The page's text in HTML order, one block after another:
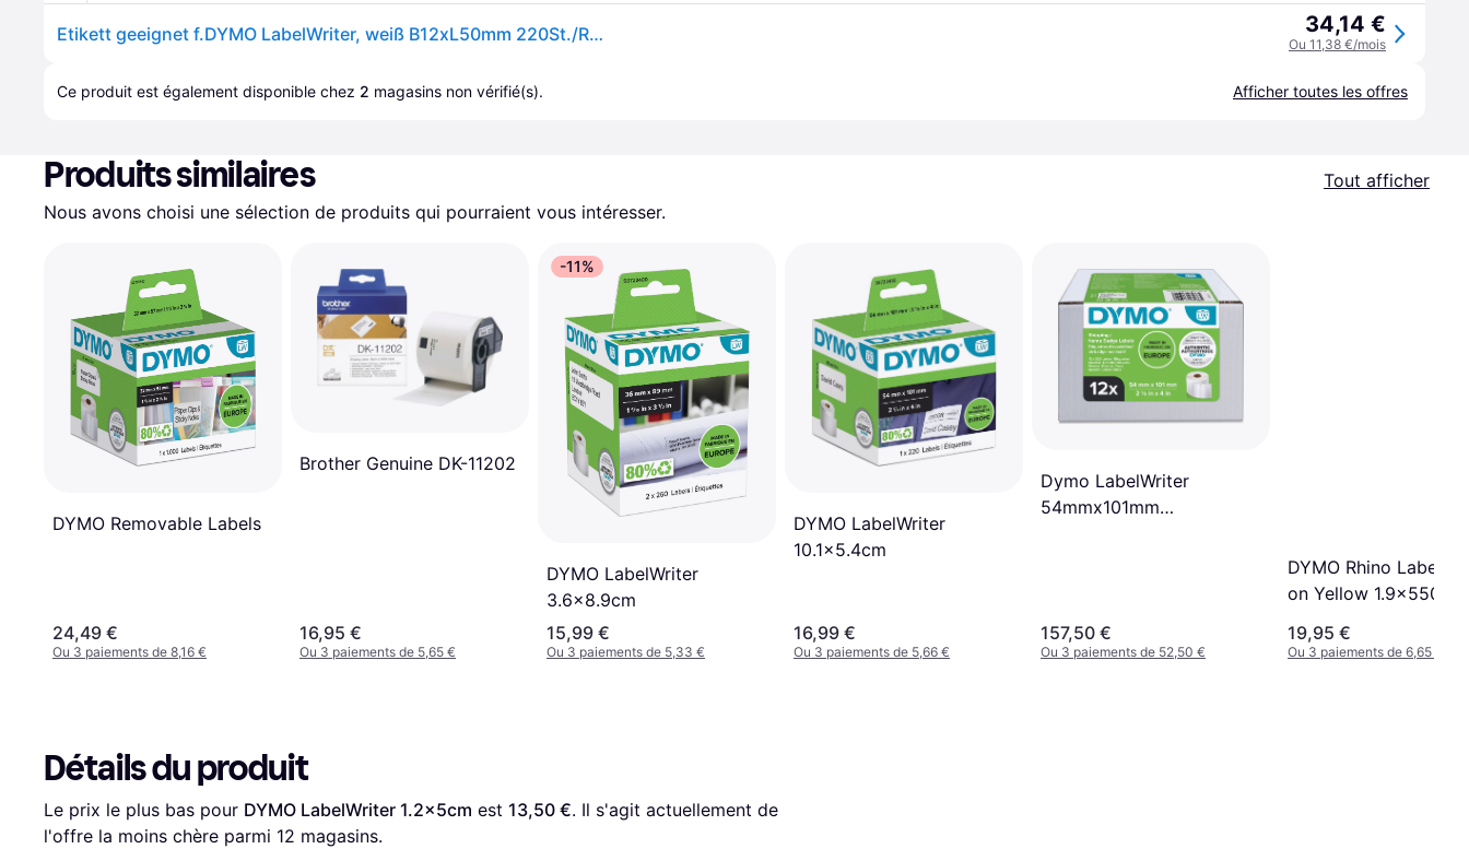
Etikett geeignet f.DYMO LabelWriter, weiß B12xL50mm 220St./RL DYMO 34,14 €
Ou 11,38 €/mois
Ce produit est également disponible chez 2 magasins non vérifié(s). Afficher toutes les offres
Produits similaires
Tout afficher
Nous avons choisi une sélection de produits qui pourraient vous intéresser.
DYMO Removable Labels
24,49 €
Ou 3 paiements de 8,16 €
Brother Genuine DK-11202
16,95 €
Ou 3 paiements de 5,65 €
-11%
DYMO LabelWriter
3.6x8.9cm
15,99 €
Ou 3 paiements de 5,33 €
DYMO LabelWriter
10.1x5.4cm
16,99 €
Ou 3 paiements de 5,66 €
Dymo LabelWriter
54mmx101mm
157,50 €
Ou 3 paiements de 52,50 €
DYMO Rhino Label
on Yellow 1.9x550cm
19,95 €
Ou 3 paiements de 6,65 €
Détails du produit
Le prix le plus bas pour DYMO LabelWriter 1.2x5cm est 13,50 €. Il s'agit actuellement de
l'offre la moins chère parmi 12 magasins.